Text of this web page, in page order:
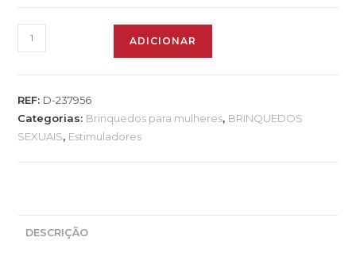
ADICIONAR
REF: D-237956
Categorias: Brinquedos para mulheres, BRINQUEDOS
SEXUAIS, Estimuladores
DESCRIÇÃO